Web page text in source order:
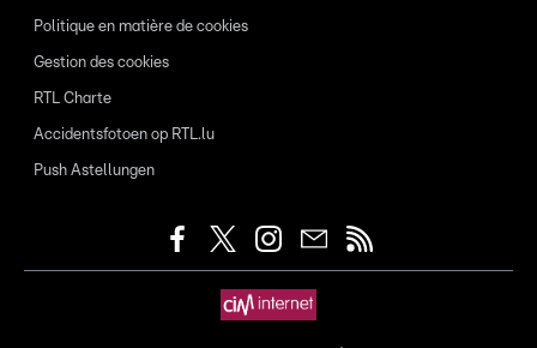
Politique en matière de cookies
Gestion des cookies
RTL Charte
Accidentsfotoen op RTL.lu
Push Astellungen